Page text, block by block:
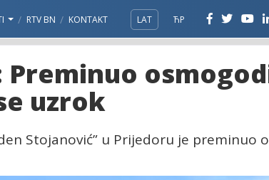
RTV BN KONTAKT LAT ЋР
Preminuo
uzrok
Stojanović” u Prijedoru je preminuo